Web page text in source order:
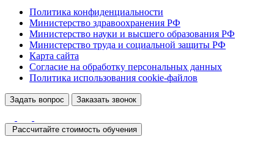
Политика конфиденциальности
Министерство здравоохранения РФ
Министерство науки и высшего образования РФ
Министерство труда и социальной защиты РФ
Карта сайта
Согласие на обработку персональных данных
Политика использования сookie-файлов
Задать вопрос Заказать звонок
Рассчитайте стоимость обучения